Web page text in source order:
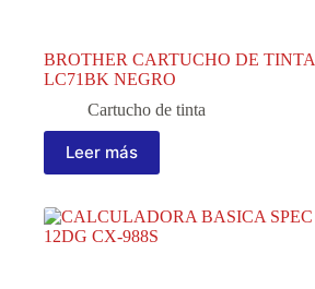
BROTHER CARTUCHO DE TINTA
LC71BK NEGRO
Cartucho de tinta
Leer más